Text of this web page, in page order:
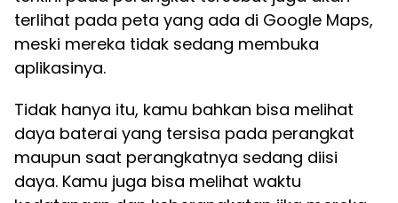
terlihat pada peta yang ada di Google Maps,
meski mereka tidak sedang membuka
aplikasinya.
Tidak hanya itu, kamu bahkan bisa melihat
daya baterai yang tersisa pada perangkat
maupun saat perangkatnya sedang diisi
daya. Kamu juga bisa melihat waktu